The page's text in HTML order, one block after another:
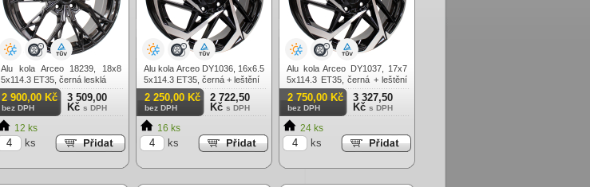
Alu kola Arceo 18239, 18x8
5x114.3 ET35, černá lesklá
2 900,00 Kč
bez DPH
3 509,00
Kč s DPH
12 ks
ks
Alu kola Arceo DY1036, 16x6.5
5x114.3 ET35, černá + leštění
2 250,00 Kč
bez DPH
2 722,50
Kč s DPH
16 ks
ks
Alu kola Arceo DY1037, 17x7
5x114.3 ET35, černá + leštění
(zátěžová)
2 750,00 Kč
bez DPH
3 327,50
Kč s DPH
24 ks
ks